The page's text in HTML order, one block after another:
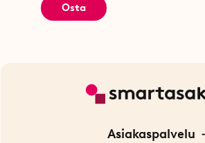
Osta
Asiakaspalvelu